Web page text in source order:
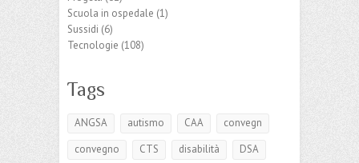
Scuola in ospedale (1)
Sussidi (6)
Tecnologie (108)
Tags
ANGSA autismo CAA
convegn
convegno
CTS disabilità
DSA